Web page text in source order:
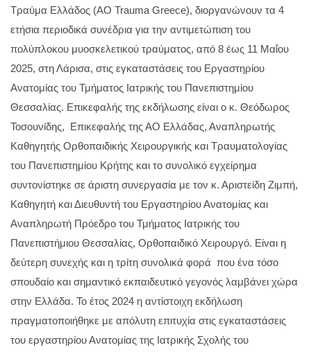
Τραύμα Ελλάδος (AO Trauma Greece), διοργανώνουν τα 4
ετήσια περιοδικά συνέδρια για την αντιμετώπιση του
πολύπλοκου μυοσκελετικού τραύματος, από 8 έως 11 Μαΐου
2025, στη Λάρισα, στις εγκαταστάσεις του Εργαστηρίου
Ανατομίας του Τμήματος Ιατρικής του Πανεπιστημίου
Θεσσαλίας. Επικεφαλής της εκδήλωσης είναι ο κ. Θεόδωρος
Τοσουνίδης, Επικεφαλής της ΑΟ Ελλάδας, Αναπληρωτής
Καθηγητής Ορθοπαιδικής Χειρουργικής και Τραυματολογίας
του Πανεπιστημίου Κρήτης και το συνολικό εγχείρημα
συντονίστηκε σε άριστη συνεργασία με τον κ. Αριστείδη Ζιμπή,
Καθηγητή και Διευθυντή του Εργαστηρίου Ανατομίας και
Αναπληρωτή Πρόεδρο του Τμήματος Ιατρικής του
Πανεπιστήμιου Θεσσαλίας, Ορθοπαιδικό Χειρουργό. Είναι η
δεύτερη συνεχής και η τρίτη συνολικά φορά που ένα τόσο
σπουδαίο και σημαντικό εκπαιδευτικό γεγονός λαμβάνει χώρα
στην Ελλάδα. Το έτος 2024 η αντίστοιχη εκδήλωση
πραγματοποιήθηκε με απόλυτη επιτυχία στις εγκαταστάσεις
του εργαστηρίου Ανατομίας της Ιατρικής Σχολής του